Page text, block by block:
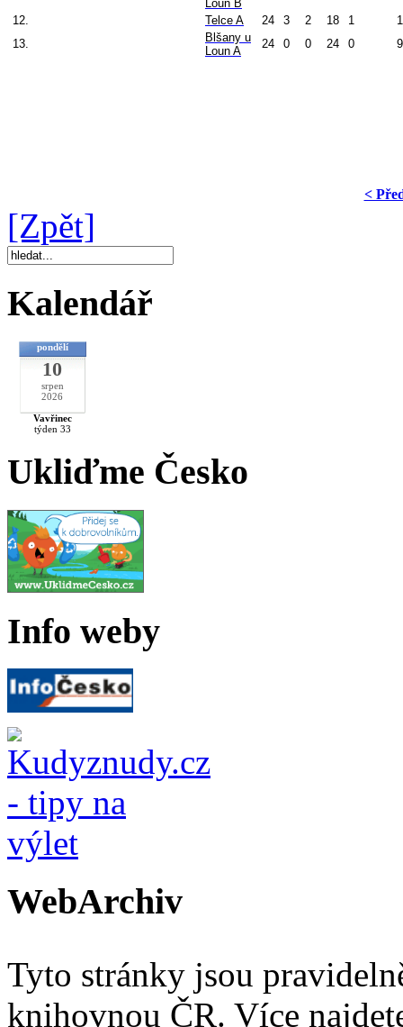
Loun B
12.
Telce A 24 3 2 18 1
13.
Blšany u
Loun A
24 0 0 24 0
<
[Zpět]
Kalendář
pondělí
10
srpen
2026
Vavřinec
týden 33
Ukliďme Česko
Info weby
WebArchiv
Tyto stránky jsou
knihovnou ČR. Více